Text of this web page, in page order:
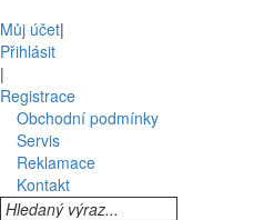
Můj účet|
Přihlásit
|
Registrace
Obchodní podmínky
Servis
Reklamace
Kontakt